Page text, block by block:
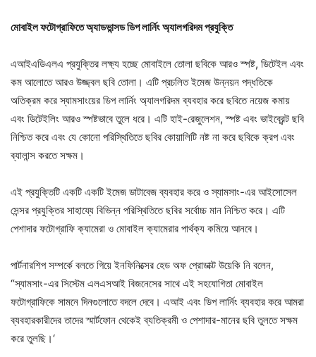
মোবাইল ফটোগ্রাফিতেঅ্যাডভান্সডডিপলার্নিংঅ্যালগরিদমপ্রযুক্তি
এআইএডিএলএ প্রযুক্তির লক্ষ্য হচ্ছে মোবাইলে তোলা ছবিকে আরও স্পষ্ট, ডিটেইল এবং
কম আলোতে আরও উজ্জ্বল ছবি তোলা। এটি প্রচলিত ইমেজ উন্নয়ন পদ্ধতিকে
অতিক্রম করে স্যামসাংয়ের ডিপ লার্নিং অ্যালগরিদম ব্যবহার করে ছবিতে নয়েজ কমায়
এবং ডিটেইলিং আরও স্পষ্টভাবে তুলে ধরে। এটি হাই-রেজুলেশন, স্পষ্ট এবং ভাইব্রেন্ট ছবি
নিশ্চিত করে এবং যে কোনো পরিস্থিতিতে ছবির কোয়ালিটি নষ্ট না করে ছবিকে ক্রপ এবং
ব্যালান্স করতে সক্ষম।
এই প্রযুক্তিটি একটি একটি ইমেজ ডাটাবেজ ব্যবহার করে ও স্যামসাং-এর আইসোসেল
সেন্সর প্রযুক্তির সাহায্যে বিভিন্ন পরিস্থিতিতে ছবির সর্বোচ্চ মান নিশ্চিত করে। এটি
পেশাদার ফটোগ্রাফি ক্যামেরা ও মোবাইল ক্যামেরার পার্থক্য কমিয়ে আনবে।
পার্টনারশিপ সম্পর্কে বলতে গিয়ে ইনফিনিক্সের হেড অফ প্রোডাক্ট উয়েকি নি বলেন,
“স্যামসাং-এর সিস্টেম এলএসআই বিজনেসের সাথে এই সহযোগিতা মোবাইল
ফটোগ্রাফিকে সামনে দিনগুলোতে বদলে দেবে। এআই এবং ডিপ লার্নিং ব্যবহার করে আমরা
ব্যবহারকারীদের তাদের স্মার্টফোন থেকেই ব্যতিক্রমী ও পেশাদার-মানের ছবি তুলতে সক্ষম
করে তুলছি।‘